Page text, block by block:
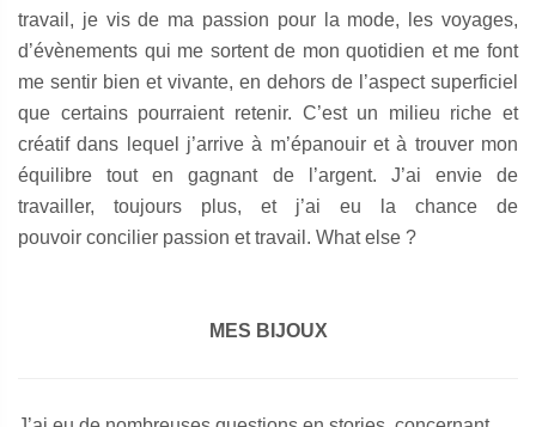
travail, je vis de ma passion pour la mode, les voyages,
d’évènements qui me sortent de mon quotidien et me font
me sentir bien et vivante, en dehors de l’aspect superficiel
que certains pourraient retenir. C’est un milieu riche et
créatif dans lequel j’arrive à m’épanouir et à trouver mon
équilibre tout en gagnant de l’argent. J’ai envie de
travailler, toujours plus, et j’ai eu la chance de
pouvoir concilier passion et travail. What else ?
MES BIJOUX